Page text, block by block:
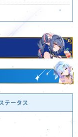
テータス